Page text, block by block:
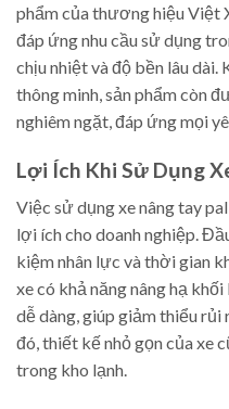
phẩm của thương hiệu Việt
đáp ứng nhu cầu sử dụng
chịu nhiệt và độ bền lâu
thông minh, sản phẩm còn
nghiêm ngặt, đáp ứng mọi
Lợi Ích Khi Sử Dụng
Việc sử dụng xe nâng tay
lợi ích cho doanh nghiệp.
kiệm nhân lực và thời gian
xe có khả năng nâng hạ
dễ dàng, giúp giảm thiểu rủi
đó, thiết kế nhỏ gọn của xe
trong kho lạnh.